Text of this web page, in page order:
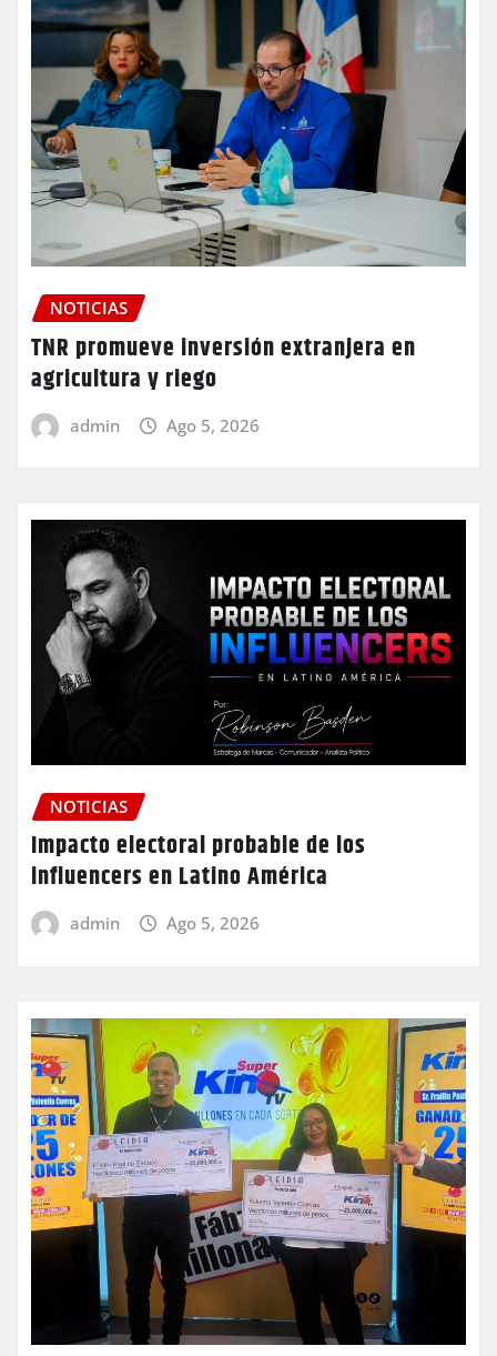
NOTICIAS
TNR promueve inversión extranjera en
agricultura y riego
admin Ago 5, 2026
NOTICIAS
Impacto electoral probable de los
influencers en Latino América
admin Ago 5, 2026